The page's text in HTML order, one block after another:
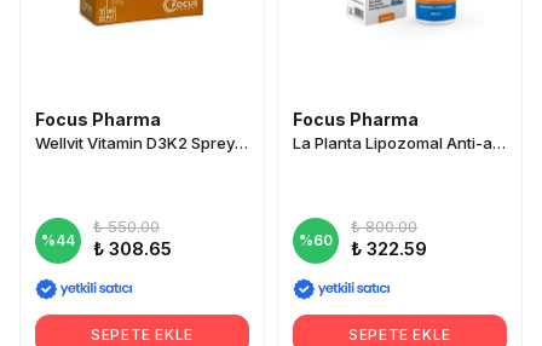
Focus Pharma
Wellvit Vitamin D3K2 Sprey 30 ml
%44
₺ 550.00
₺ 308.65
SEPETE EKLE
Focus Pharma
La Planta Lipozomal Anti-aging 50 SPF Güneş Kremi 150ml
%60
₺ 800.00
₺ 322.59
SEPETE EKLE